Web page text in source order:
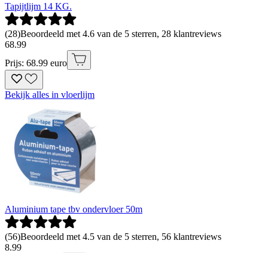
Tapijtlijm 14 KG.
(28)Beoordeeld met 4.6 van de 5 sterren, 28 klantreviews
68.99
Prijs: 68.99 euro
Bekijk alles in vloerlijm
Aluminium tape tbv ondervloer 50m
(56)Beoordeeld met 4.5 van de 5 sterren, 56 klantreviews
8.99